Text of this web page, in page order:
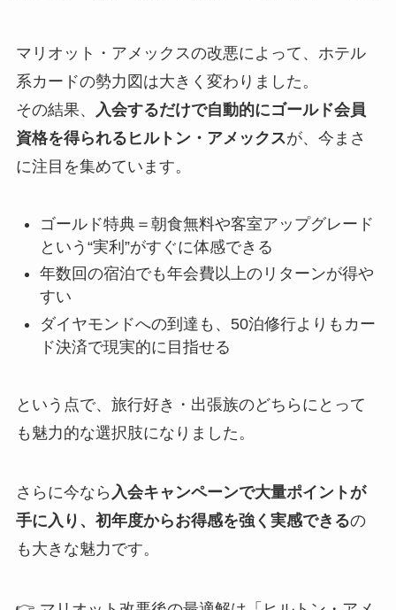
マリオット・アメックスの改悪によって、ホテル
系カードの勢力図は大きく変わりました。
その結果、
入会するだけで自動的にゴールド会員
資格を得られるヒルトン・アメックスが、今まさ
に注目を集めています。
ゴールド特典＝朝食無料や客室アップグレード
という“実利”がすぐに体感できる
年数回の宿泊でも年会費以上のリターンが得や
すい
ダイヤモンドへの到達も、50泊修行よりもカー
ド決済で現実的に目指せる
という点で、旅行好き・出張族のどちらにとって
も魅力的な選択肢になりました。
さらに今なら 入会キャンペーンで大量ポイントが
手に入り、初年度からお得感を強く実感できるの
も大きな魅力です。